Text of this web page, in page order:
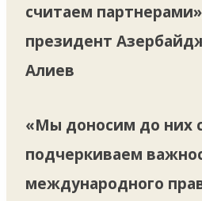
считаем
президент
Алиев
«Мы доносим до них
подчеркиваем
международного